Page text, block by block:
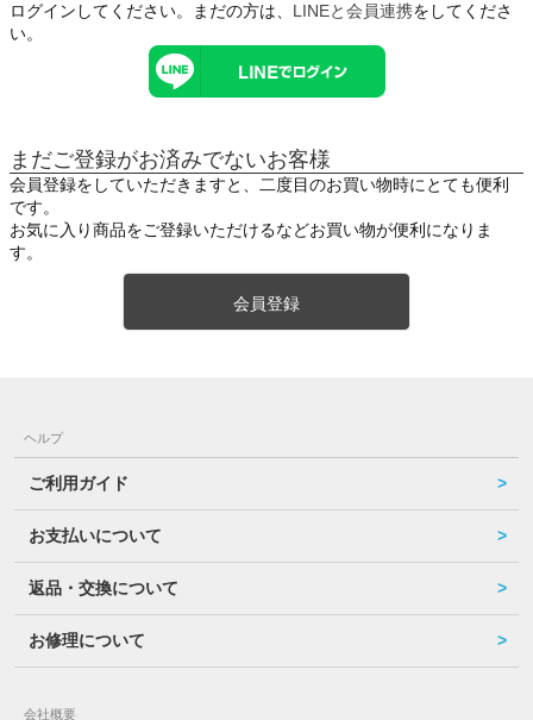
ログインしてください。まだの方は、 LINEと会員連携をしてくださ
い。
まだご登録がお済みでないお客様
会員登録をしていただきますと、二度目のお買い物時にとても便利
です。
お気に入り商品をご登録いただけるなどお買い物が便利になりま
す。
会員登録
ヘルプ
ご利用ガイド
お支払いについて
返品・交換について
お修理について
会社概要